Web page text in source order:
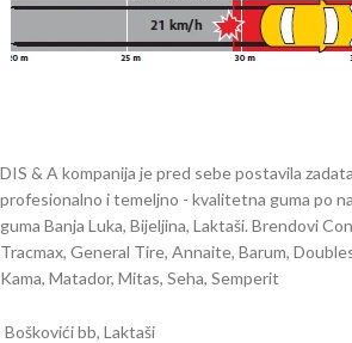
DIS & A kompanija je pred sebe postavila
profesionalno i temeljno - kvalitetna guma po
guma Banja Luka, Bijeljina, Laktaši. Brendovi
Tracmax, General Tire, Annaite, Barum,
Kama, Matador, Mitas, Seha, Semperit
Boškovići bb, Laktaši